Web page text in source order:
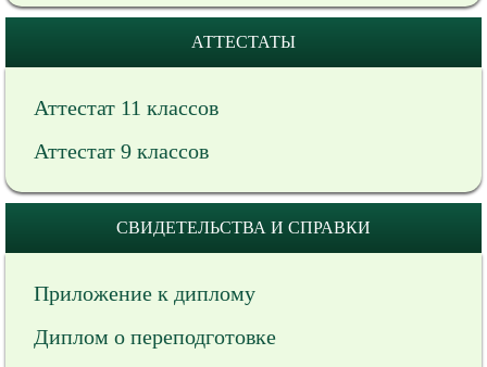
АТТЕСТАТЫ
Аттестат 11 классов
Аттестат 9 классов
СВИДЕТЕЛЬСТВА И СПРАВКИ
Приложение к диплому
Диплом о переподготовке